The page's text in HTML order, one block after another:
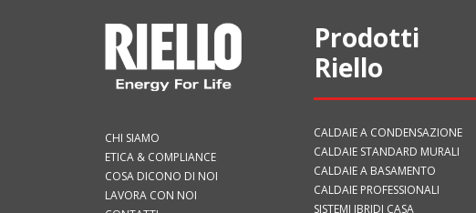
CHI SIAMO
ETICA & COMPLIANCE
COSA DICONO DI NOI
LAVORA CON NOI
Prodotti
Riello
CALDAIE A CONDENSAZIONE
CALDAIE STANDARD MURALI
CALDAIE A BASAMENTO
CALDAIE PROFESSIONALI
SISTEMI IBRIDI CASA